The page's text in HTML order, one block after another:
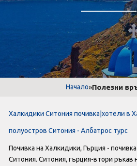
ТУРЦИЯ
LAST MINUTE оферти
Оферти За Нова Година
Септемврийски Празници
Начало»Полезни
Халкидики Ситония почивка|хотели в
полуостров Ситония - Албатрос турс
Почивка на Халкидики, Гърция -
Ситония. Ситония, гърция-втори ръкав